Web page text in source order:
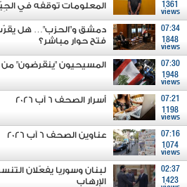
1361
views
المعلومات توقفه في
07:34
1848
views
دمشق و"الحزب"… هل يقرّب
فتح حوار مباشر؟
07:30
1948
views
المسيحيون "ينقرضون" من
07:21
1198
views
أسرار الصحف 6 آب 2026
07:16
1074
views
عناوين الصحف 6 آب 2026
02:37
1423
لبنان وسوريا يفعّلان
الإرهاب